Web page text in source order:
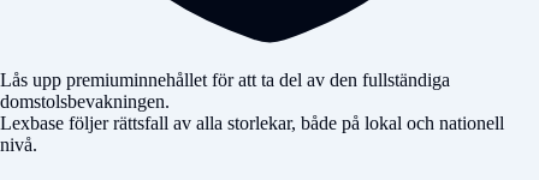
Lås upp premiuminnehållet för att ta del av den fullständiga
domstolsbevakningen.
Lexbase följer rättsfall av alla storlekar, både på lokal och nationell
nivå.